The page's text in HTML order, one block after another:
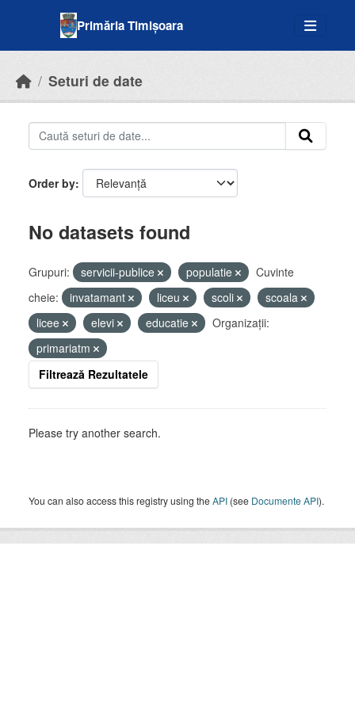
Primăria Timișoara
Seturi de date
Order by
No datasets found
Grupuri: servicii-publice populatie
Cuvinte
cheie:
invatamant liceu scoli
scoala
licee
elevi educatie
Organizații:
primariatm
Filtrează Rezultatele
Please try another search.
You can also access this registry using theAPI (see Documente API).